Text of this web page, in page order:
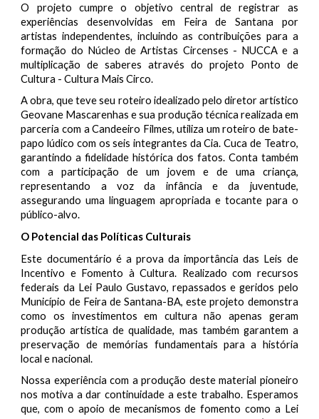
O projeto cumpre o objetivo central de registrar as
experiências desenvolvidas em Feira de Santana por
artistas independentes, incluindo as contribuições para a
formação do Núcleo de Artistas Circenses - NUCCA e a
multiplicação de saberes através do projeto Ponto de
Cultura - Cultura Mais Circo.
A obra, que teve seu roteiro idealizado pelo diretor artístico
Geovane Mascarenhas e sua produção técnica realizada em
parceria com a Candeeiro Filmes, utiliza um roteiro de bate-
papo lúdico com os seis integrantes da Cia. Cuca de Teatro,
garantindo a fidelidade histórica dos fatos. Conta também
com a participação de um jovem e de uma criança,
representando a voz da infância e da juventude,
assegurando uma linguagem apropriada e tocante para o
público-alvo.
O Potencial das Políticas Culturais
Este documentário é a prova da importância das Leis de
Incentivo e Fomento à Cultura. Realizado com recursos
federais da Lei Paulo Gustavo, repassados e geridos pelo
Município de Feira de Santana-BA, este projeto demonstra
como os investimentos em cultura não apenas geram
produção artística de qualidade, mas também garantem a
preservação de memórias fundamentais para a história
local e nacional.
Nossa experiência com a produção deste material pioneiro
nos motiva a dar continuidade a este trabalho. Esperamos
que, com o apoio de mecanismos de fomento como a Lei